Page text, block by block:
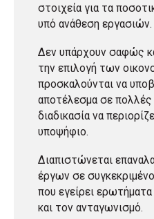
στοιχεία για τα
υπό ανάθεση εργασιών.
Δεν υπάρχουν σαφώς
την επιλογή των
προσκαλούνται να
αποτέλεσμα σε
διαδικασία να
υποψήφιο.
Διαπιστώνεται
έργων σε
που εγείρει
και τον ανταγωνισμό.